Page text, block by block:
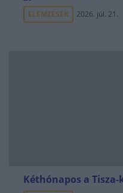
ELEMZÉSEK 2026. júl. 21.
Kéthónapos a